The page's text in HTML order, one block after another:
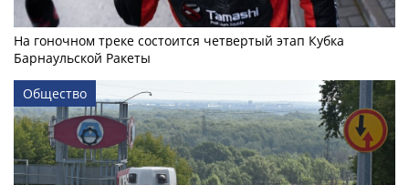
На гоночном треке состоится четвертый этап Кубка
Барнаульской Ракеты
Общество